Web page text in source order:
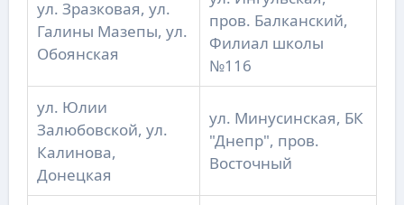
ул. Зразковая, ул.
Галины Мазепы, ул.
Обоянская
пров. Балканский,
Филиал школы
№116
ул. Юлии
Залюбовской, ул.
Калинова,
Донецкая
ул. Минусинская, БК
"Днепр", пров.
Восточный